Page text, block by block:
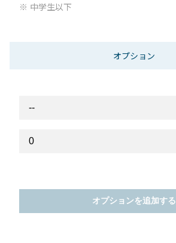
中学生以下
オプション
オプションを追加する